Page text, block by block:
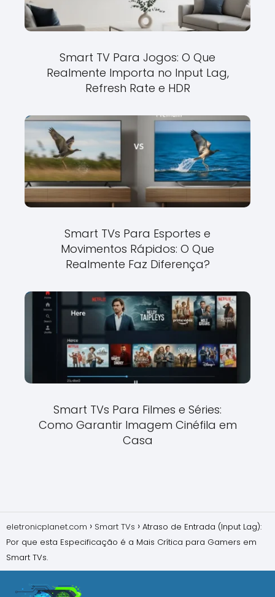
Smart TV Para Jogos: O Que
Realmente Importa no Input Lag,
Refresh Rate e HDR
Smart TVs Para Esportes e
Movimentos Rápidos: O Que
Realmente Faz Diferença?
Smart TVs Para Filmes e Séries:
Como Garantir Imagem Cinéfila em
Casa
eletronicplanet.com Smart TVs
Atraso de Entrada (Input Lag):
Por que esta Especificação é a Mais Crítica para Gamers em
Smart TVs.